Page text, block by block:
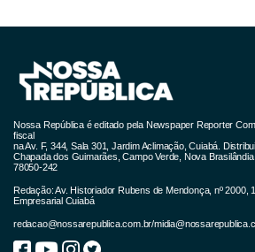
Nossa República é editado pela Newspaper Reporter
fiscal
na Av. F, 344, Sala 301, Jardim Aclimação, Cuiabá.
Chapada dos Guimarães, Campo Verde, Nova
78050-242
Redação: Av. Historiador Rubens de Mendonça, nº 2000,
Empresarial Cuiabá
redacao@nossarepublica.com.br/